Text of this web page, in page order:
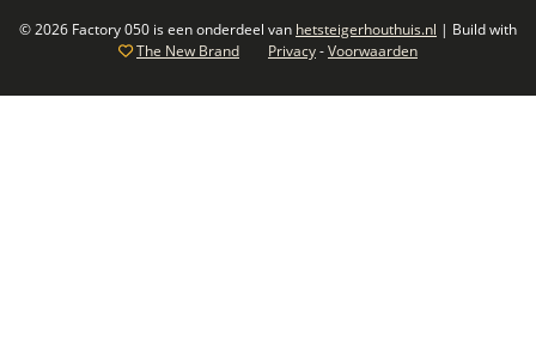
© 2026 Factory 050 is een onderdeel van hetsteigerhouthuis.nl | Build with
The New Brand
Privacy-Voorwaarden